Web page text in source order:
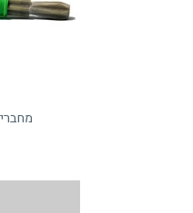
מחברי STAR